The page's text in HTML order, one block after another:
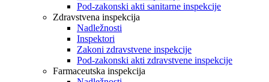
Pod-zakonski akti sanitarne inspekcije
Zdravstvena inspekcija
Nadležnosti
Inspektori
Zakoni zdravstvene inspekcije
Pod-zakonski akti zdravstvene inspekcije
Farmaceutska inspekcija